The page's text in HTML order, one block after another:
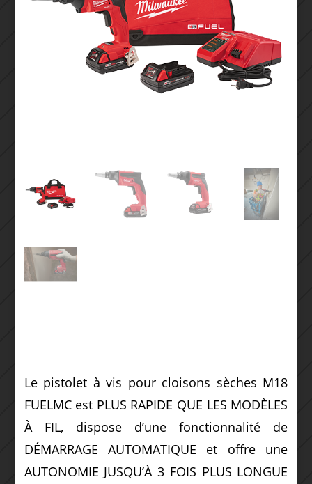
Le pistolet à vis pour cloisons sèches M18
FUELMC est PLUS RAPIDE QUE LES MODÈLES
À FIL, dispose d’une fonctionnalité de
DÉMARRAGE AUTOMATIQUE et offre une
AUTONOMIE JUSQU’À 3 FOIS PLUS LONGUE